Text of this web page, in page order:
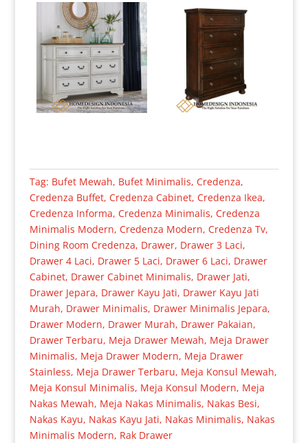
Tag: Bufet Mewah, Bufet Minimalis, Credenza,
Credenza Buffet, Credenza Cabinet, Credenza Ikea,
Credenza Informa, Credenza Minimalis, Credenza
Minimalis Modern, Credenza Modern, Credenza Tv,
Dining Room Credenza, Drawer, Drawer 3 Laci,
Drawer 4 Laci, Drawer 5 Laci, Drawer 6 Laci, Drawer
Cabinet, Drawer Cabinet Minimalis, Drawer Jati,
Drawer Jepara, Drawer Kayu Jati, Drawer Kayu Jati
Murah, Drawer Minimalis, Drawer Minimalis Jepara,
Drawer Modern, Drawer Murah, Drawer Pakaian,
Drawer Terbaru, Meja Drawer Mewah, Meja Drawer
Minimalis, Meja Drawer Modern, Meja Drawer
Stainless, Meja Drawer Terbaru, Meja Konsul Mewah,
Meja Konsul Minimalis, Meja Konsul Modern, Meja
Nakas Mewah, Meja Nakas Minimalis, Nakas Besi,
Nakas Kayu, Nakas Kayu Jati, Nakas Minimalis, Nakas
Minimalis Modern, Rak Drawer